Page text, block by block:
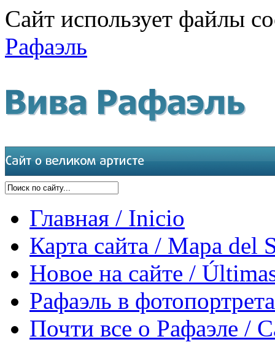
Сайт использует файлы
Рафаэль
Главная / Inicio
Карта сайта / Mapa del
Новое на сайте /
Рафаэль в
Почти все о Рафаэле /